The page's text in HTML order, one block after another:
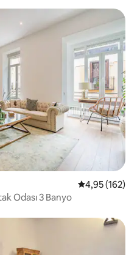
5 üzerinden
4,95 (162)
Odası 3 Banyo